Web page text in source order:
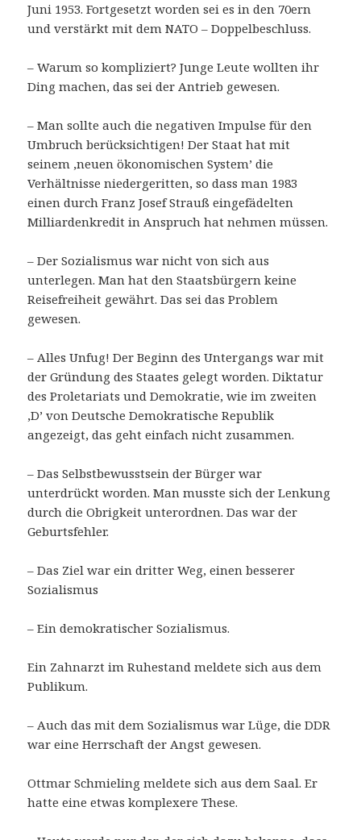
Juni 1953. Fortgesetzt worden sei es in den 70ern
und verstärkt mit dem NATO – Doppelbeschluss.
– Warum so kompliziert? Junge Leute wollten ihr
Ding machen, das sei der Antrieb gewesen.
– Man sollte auch die negativen Impulse für den
Umbruch berücksichtigen! Der Staat hat mit
seinem ‚neuen ökonomischen System’ die
Verhältnisse niedergeritten, so dass man 1983
einen durch Franz Josef Strauß eingefädelten
Milliardenkredit in Anspruch hat nehmen müssen.
– Der Sozialismus war nicht von sich aus
unterlegen. Man hat den Staatsbürgern keine
Reisefreiheit gewährt. Das sei das Problem
gewesen.
– Alles Unfug! Der Beginn des Untergangs war mit
der Gründung des Staates gelegt worden. Diktatur
des Proletariats und Demokratie, wie im zweiten
‚D’ von Deutsche Demokratische Republik
angezeigt, das geht einfach nicht zusammen.
– Das Selbstbewusstsein der Bürger war
unterdrückt worden. Man musste sich der Lenkung
durch die Obrigkeit unterordnen. Das war der
Geburtsfehler.
– Das Ziel war ein dritter Weg, einen besserer
Sozialismus
– Ein demokratischer Sozialismus.
Ein Zahnarzt im Ruhestand meldete sich aus dem
Publikum.
– Auch das mit dem Sozialismus war Lüge, die DDR
war eine Herrschaft der Angst gewesen.
Ottmar Schmieling meldete sich aus dem Saal. Er
hatte eine etwas komplexere These.